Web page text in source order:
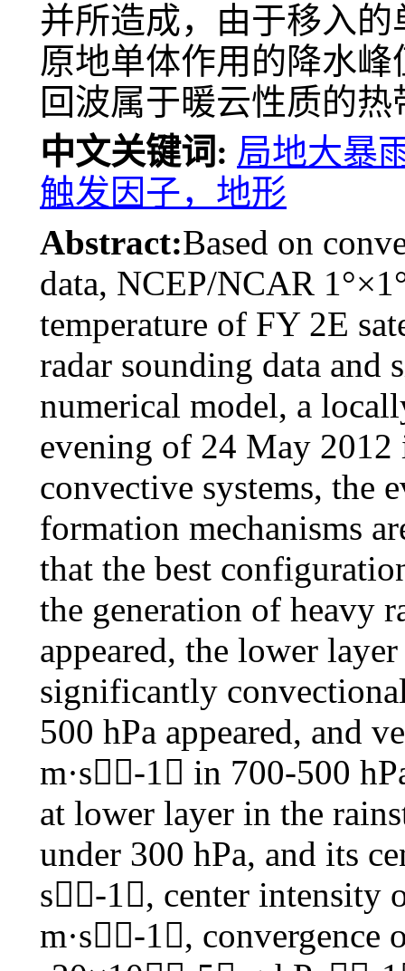
并所造成，由于移入
原地单体作用的降水
回波属于暖云性质的
中文关键词: 局地大暴
触发因子，地形
Abstract:Based on
data, NCEP/NCAR
temperature of FY 2E
radar sounding data and
numerical model, a
evening of 24 May 2012
convective systems, the
formation mechanisms
that the best
the generation of heavy
appeared, the lower
significantly
500 hPa appeared, and
m·s-1 in 700-500
at lower layer in the
under 300 hPa, and its
s-1, center intensity
m·s-1, convergence